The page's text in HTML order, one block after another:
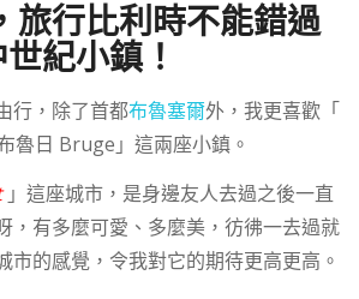
旅行比利時不能錯過
紀小鎮！
行，除了首都布魯塞爾外，我更喜歡「
魯日 Bruge」這兩座小鎮。
」這座城市，是身邊友人去過之後一直
，有多麼可愛、多麼美，彷彿一去過就
市的感覺，令我對它的期待更高更高。